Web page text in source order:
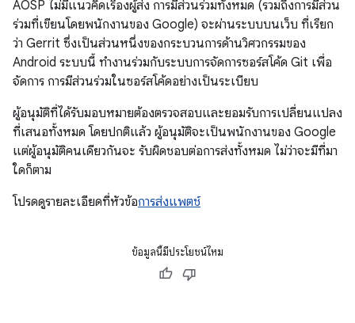
AOSP ไม่มีแนวคิดเรื่องผู้ส่ง การมีส่วนร่วมทั้งหมด (รวมถึงการมีส่วน
ร่วมที่เขียนโดยพนักงานของ Google) จะผ่านระบบบนเว็บ ที่เรียก
ว่า Gerrit ซึ่งเป็นส่วนหนึ่งของกระบวนการด้านวิศวกรรมของ
Android ระบบนี้ ทำงานร่วมกับระบบการจัดการซอร์สโค้ด Git เพื่อ
จัดการ การมีส่วนร่วมในซอร์สโค้ดอย่างเป็นระเบียบ
ผู้อนุมัติที่ได้รับมอบหมายต้องตรวจสอบและยอมรับการเปลี่ยนแปลง
ที่เสนอทั้งหมด โดยปกติแล้ว ผู้อนุมัติจะเป็นพนักงานของ Google
แต่ผู้อนุมัติคนเดียวกันจะ รับผิดชอบต่อการส่งทั้งหมด ไม่ว่าจะมีที่มา
ใดก็ตาม
โปรดดูรายละเอียดที่หัวข้อการส่งแพตช์
ข้อมูลนี้มีประโยชน์ไหม